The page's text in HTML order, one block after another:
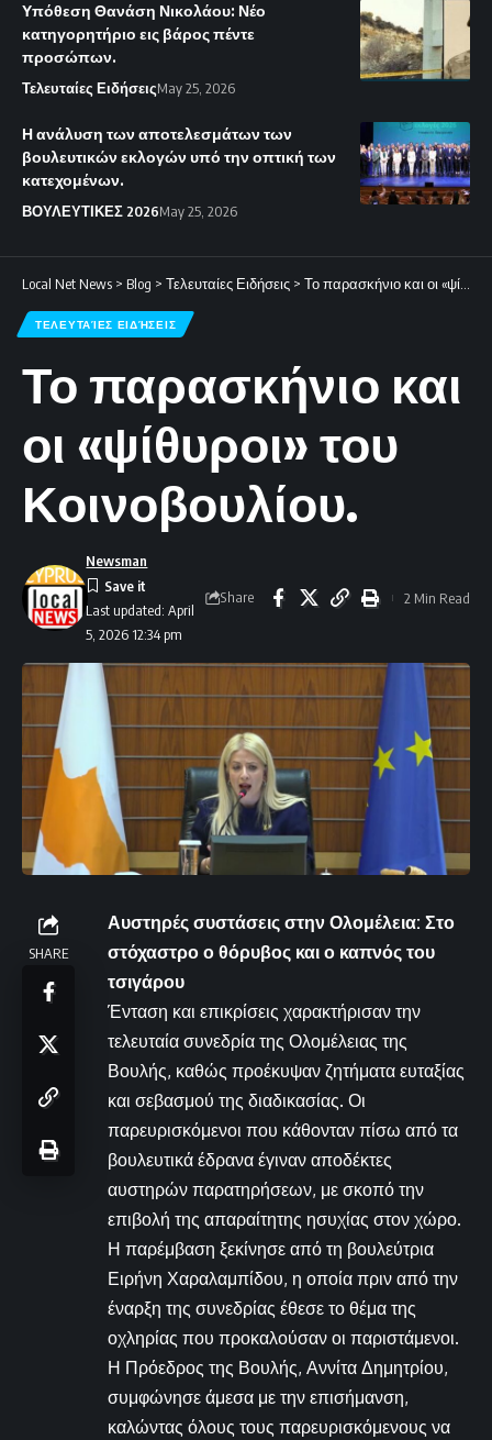
Υπόθεση Θανάση Νικολάου: Νέο
κατηγορητήριο εις βάρος πέντε
προσώπων.
Τελευταίες ΕιδήσειςMay 25, 2026
Η ανάλυση των αποτελεσμάτων των
βουλευτικών εκλογών υπό την οπτική των
κατεχομένων.
ΒΟΥΛΕΥΤΙΚΕΣ 2026May 25, 2026
Local Net News > Blog > Τελευταίες Ειδήσεις > Το παρασκήνιο και οι «ψίθυροι» του Κοινοβουλίου.
ΤΕΛΕΥΤΑΊΕΣ ΕΙΔΉΣΕΙΣ
Το παρασκήνιο και
οι «ψίθυροι» του
Κοινοβουλίου.
Last updated: April
5, 2026 12:34 pm
Newsman
Share 2 Min Read
SHARE
Αυστηρές συστάσεις στην Ολομέλεια: Στο
στόχαστρο ο θόρυβος και ο καπνός του
τσιγάρου
Ένταση και επικρίσεις χαρακτήρισαν την
τελευταία συνεδρία της Ολομέλειας της
Βουλής, καθώς προέκυψαν ζητήματα ευταξίας
και σεβασμού της διαδικασίας. Οι
παρευρισκόμενοι που κάθονταν πίσω από τα
βουλευτικά έδρανα έγιναν αποδέκτες
αυστηρών παρατηρήσεων, με σκοπό την
επιβολή της απαραίτητης ησυχίας στον χώρο.
Η παρέμβαση ξεκίνησε από τη βουλεύτρια
Ειρήνη Χαραλαμπίδου, η οποία πριν από την
έναρξη της συνεδρίας έθεσε το θέμα της
οχληρίας που προκαλούσαν οι παριστάμενοι.
Η Πρόεδρος της Βουλής, Αννίτα Δημητρίου,
συμφώνησε άμεσα με την επισήμανση,
καλώντας όλους τους παρευρισκόμενους να